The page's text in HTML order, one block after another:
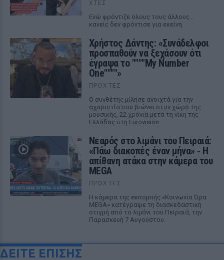
ΧΤΕΣ
Ενώ φρόντιζε όλους τους άλλους...
κανείς δεν φρόντισε για εκείνη
Χρήστος Δάντης: «Συνάδελφοι
προσπαθούν να ξεχάσουν ότι
έγραψα το """"My Number
One""""»
ΠΡΟΧΤΈΣ
Ο συνθέτης μίλησε ανοιχτά για την
αχαριστία που βιώνει στον χώρο της
μουσικής, 22 χρόνια μετά τη νίκη της
Ελλάδας στη Eurovision.
Νεαρός στο λιμάνι του Πειραιά:
«Πάω διακοπές έναν μήνα» ‑ Η
απίθανη ατάκα στην κάμερα του
MEGA
ΠΡΟΧΤΈΣ
Η κάμερα της εκπομπής «Κοινωνία Ώρα
MEGA» κατέγραψε τη διασκεδαστική
στιγμή από το λιμάνι του Πειραιά, την
Παρασκευή 7 Αυγούστου.
ΔΕΙΤΕ ΕΠΙΣΗΣ